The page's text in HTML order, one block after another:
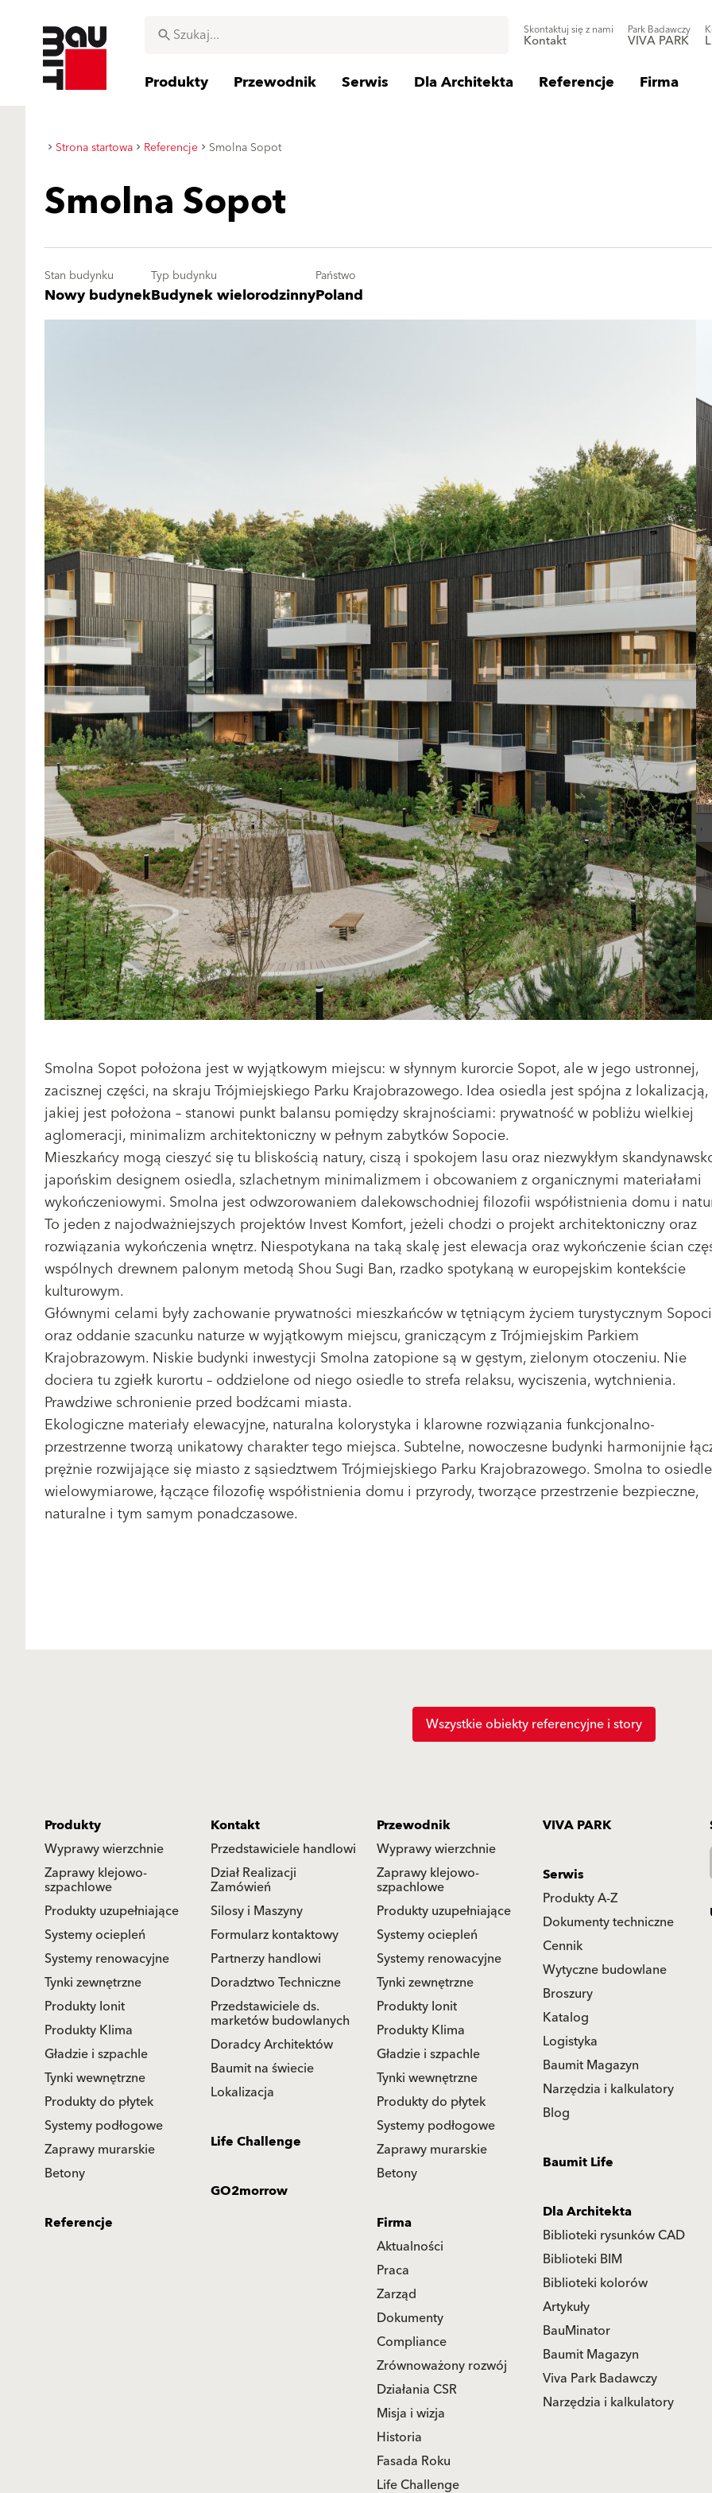
Skontaktuj się z nami
Kontakt
Park Badawczy
VIVA PARK
Produkty Przewodnik Serwis Dla Architekta Referencje Firma
Strona startowa Referencje Smolna Sopot
Smolna Sopot
Stan budynku
Nowy budynek
Typ budynku
Budynek wielorodzinny
Państwo
Poland
Smolna Sopot położona jest w wyjątkowym miejscu: w słynnym kurorcie Sopot, ale w jego ustronnej,
zacisznej części, na skraju Trójmiejskiego Parku Krajobrazowego. Idea osiedla jest spójna z
jakiej jest położona – stanowi punkt balansu pomiędzy skrajnościami: prywatność w pobliżu wielkiej
aglomeracji, minimalizm architektoniczny w pełnym zabytków Sopocie.
Mieszkańcy mogą cieszyć się tu bliskością natury, ciszą i spokojem lasu oraz niezwykłym
japońskim designem osiedla, szlachetnym minimalizmem i obcowaniem z organicznymi materiałami
wykończeniowymi. Smolna jest odwzorowaniem dalekowschodniej filozofii współistnienia domu i
To jeden z najodważniejszych projektów Invest Komfort, jeżeli chodzi o projekt architektoniczny oraz
rozwiązania wykończenia wnętrz. Niespotykana na taką skalę jest elewacja oraz wykończenie ścian
wspólnych drewnem palonym metodą Shou Sugi Ban, rzadko spotykaną w europejskim kontekście
kulturowym.
Głównymi celami były zachowanie prywatności mieszkańców w tętniącym życiem turystycznym
oraz oddanie szacunku naturze w wyjątkowym miejscu, graniczącym z Trójmiejskim Parkiem
Krajobrazowym. Niskie budynki inwestycji Smolna zatopione są w gęstym, zielonym otoczeniu. Nie
dociera tu zgiełk kurortu – oddzielone od niego osiedle to strefa relaksu, wyciszenia, wytchnienia.
Prawdziwe schronienie przed bodźcami miasta.
Ekologiczne materiały elewacyjne, naturalna kolorystyka i klarowne rozwiązania funkcjonalno-
przestrzenne tworzą unikatowy charakter tego miejsca. Subtelne, nowoczesne budynki harmonijnie
prężnie rozwijające się miasto z sąsiedztwem Trójmiejskiego Parku Krajobrazowego. Smolna to osiedle
wielowymiarowe, łączące filozofię współistnienia domu i przyrody, tworzące przestrzenie bezpieczne,
naturalne i tym samym ponadczasowe.
Wszystkie obiekty referencyjne i story
Produkty
Wyprawy wierzchnie
Zaprawy klejowo-
szpachlowe
Produkty uzupełniające
Systemy ociepleń
Systemy renowacyjne
Tynki zewnętrzne
Produkty Ionit
Produkty Klima
Gładzie i szpachle
Tynki wewnętrzne
Produkty do płytek
Systemy podłogowe
Zaprawy murarskie
Betony
Kontakt
Przedstawiciele handlowi
Dział Realizacji
Zamówień
Silosy i Maszyny
Formularz kontaktowy
Partnerzy handlowi
Doradztwo Techniczne
Przedstawiciele ds.
marketów budowlanych
Doradcy Architektów
Baumit na świecie
Lokalizacja
Przewodnik
Wyprawy wierzchnie
Zaprawy klejowo-
szpachlowe
Produkty uzupełniające
Systemy ociepleń
Systemy renowacyjne
Tynki zewnętrzne
Produkty Ionit
Produkty Klima
Gładzie i szpachle
Tynki wewnętrzne
Produkty do płytek
Systemy podłogowe
Zaprawy murarskie
Betony
VIVA PARK
Serwis
Produkty A-Z
Dokumenty techniczne
Cennik
Wytyczne budowlane
Broszury
Katalog
Logistyka
Baumit Magazyn
Narzędzia i kalkulatory
Blog
Life Challenge
Baumit Life
GO2morrow
Dla Architekta
Biblioteki rysunków CAD
Biblioteki BIM
Biblioteki kolorów
Artykuły
BauMinator
Baumit Magazyn
Viva Park Badawczy
Narzędzia i kalkulatory
Referencje
Firma
Aktualności
Praca
Zarząd
Dokumenty
Compliance
Zrównoważony rozwój
Działania CSR
Misja i wizja
Historia
Fasada Roku
Life Challenge